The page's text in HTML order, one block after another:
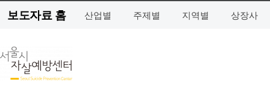
보도자료 홈 산업별 주제별 지역별 상장사